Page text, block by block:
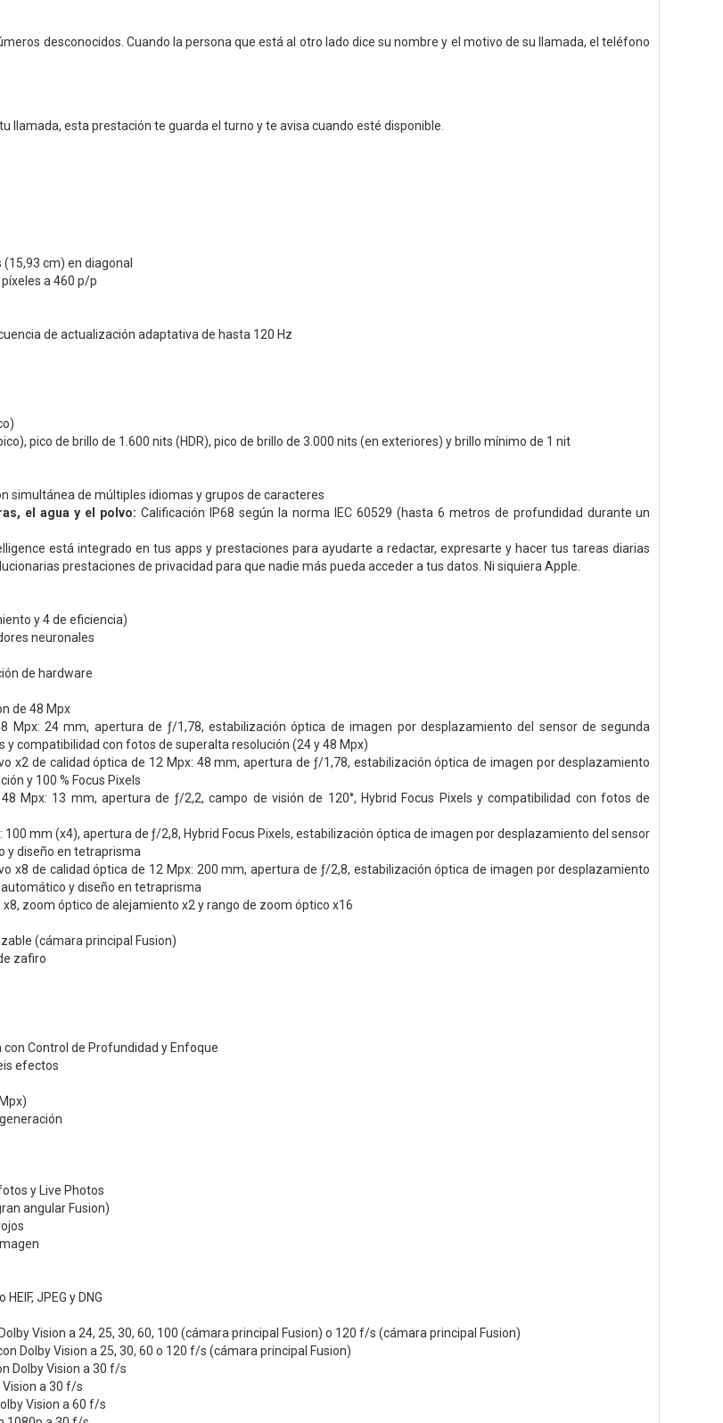
desconocidos. Cuando la persona que está al otro lado dice su nombre y el motivo de su llamada, el teléfono
llamada, esta prestación te guarda el turno y te avisa cuando esté disponible.
(15,93 cm) en diagonal
a 460 p/p
de actualización adaptativa de hasta 120 Hz
pico de brillo de 1.600 nits (HDR), pico de brillo de 3.000 nits (en exteriores) y brillo mínimo de 1 nit
simultánea de múltiples idiomas y grupos de caracteres
el agua y el polvo: Calificación IP68 según la norma IEC 60529 (hasta 6 metros de profundidad durante un
está integrado en tus apps y prestaciones para ayudarte a redactar, expresarte y hacer tus tareas diarias
prestaciones de privacidad para que nadie más pueda acceder a tus datos. Ni siquiera Apple.
y 4 de eficiencia)
neuronales
de hardware
de 48 Mpx
Mpx: 24 mm, apertura de ƒ/1,78, estabilización óptica de imagen por desplazamiento del sensor de segunda
y compati­bilidad con fotos de superalta resolución (24 y 48 Mpx)
x2 de calidad óptica de 12 Mpx: 48 mm, apertura de ƒ/1,78, estabilización óptica de imagen por desplazamiento
y 100 % Focus Pixels
Mpx: 13 mm, apertura de ƒ/2,2, campo de visión de 120°, Hybrid Focus Pixels y compati­bilidad con fotos de
100 mm (x4), apertura de ƒ/2,8, Hybrid Focus Pixels, estabilización óptica de imagen por desplazamiento del sensor
y diseño en tetraprisma
x8 de calidad óptica de 12 Mpx: 200 mm, apertura de ƒ/2,8, estabilización óptica de imagen por desplazamiento
y diseño en tetraprisma
zoom óptico de alejamiento x2 y rango de zoom óptico x16
(cámara principal Fusion)
zafiro
Control de Profundidad y Enfoque
efectos
y Live Photos
angular Fusion)
JPEG y DNG
Vision a 24, 25, 30, 60, 100 (cámara principal Fusion) o 120 f/s (cámara principal Fusion)
Dolby Vision a 25, 30, 60 o 120 f/s (cámara principal Fusion)
Dolby Vision a 30 f/s
Vision a 30 f/s
Vision a 60 f/s